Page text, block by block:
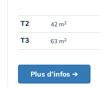
T2 42 m2
T3
63 m2
Plus d'infos ➔